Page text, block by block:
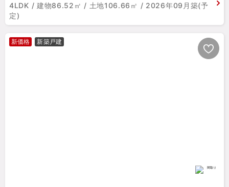
4LDK / 建物86.52㎡ / 土地106.66㎡ / 2026年09月築(予
定)
新価格 新築戸建